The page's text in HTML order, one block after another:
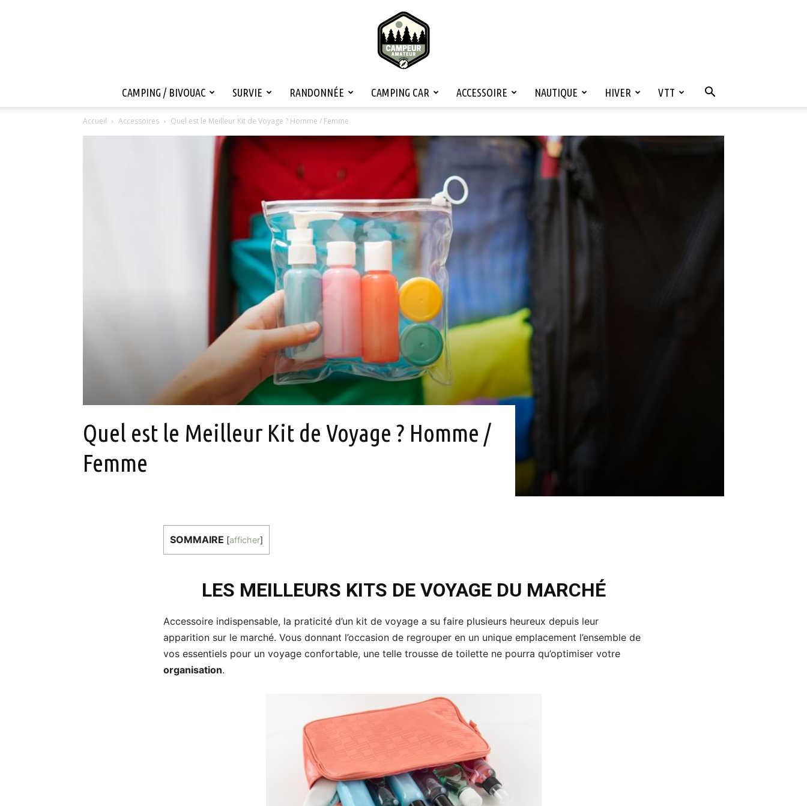
Amateur
CAMPING / BIVOUAC SURVIE RANDONNÉE CAMPING CAR ACCESSOIRE NAUTIQUE HIVER VTT
Accueil Accessoires Quel est le Meilleur Kit de Voyage ? Homme / Femme
Quel est le Meilleur Kit de Voyage ? Homme /
Femme
SOMMAIRE [afficher]
LES MEILLEURS KITS DE VOYAGE DU MARCHÉ
Accessoire indispensable, la praticité d’un kit de voyage a su faire plusieurs heureux depuis leur
apparition sur le marché. Vous donnant l’occasion de regrouper en un unique emplacement l’ensemble de
vos essentiels pour un voyage confortable, une telle trousse de toilette ne pourra qu’optimiser votre
organisation.